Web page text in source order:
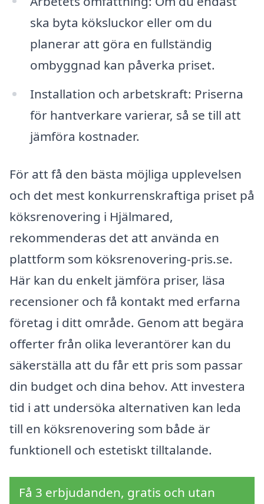
ska byta köksluckor eller om du
planerar att göra en fullständig
ombyggnad kan påverka priset.
Installation och arbetskraft: Priserna
för hantverkare varierar, så se till att
jämföra kostnader.
För att få den bästa möjliga upplevelsen
och det mest konkurrenskraftiga priset på
köksrenovering i Hjälmared,
rekommenderas det att använda en
plattform som köksrenovering-pris.se.
Här kan du enkelt jämföra priser, läsa
recensioner och få kontakt med erfarna
företag i ditt område. Genom att begära
offerter från olika leverantörer kan du
säkerställa att du får ett pris som passar
din budget och dina behov. Att investera
tid i att undersöka alternativen kan leda
till en köksrenovering som både är
funktionell och estetiskt tilltalande.
Få 3 erbjudanden, gratis och utan